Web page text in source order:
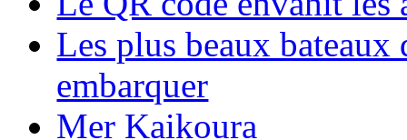
Les plus beaux bateaux
embarquer
Mer Kaikoura